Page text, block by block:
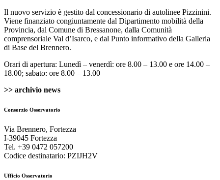
Il nuovo servizio è gestito dal concessionario di autolinee Pizzinini.
Viene finanziato congiuntamente dal Dipartimento mobilità della
Provincia, dal Comune di Bressanone, dalla Comunità
comprensoriale Val d’Isarco, e dal Punto informativo della Galleria
di Base del Brennero.
Orari di apertura: Lunedì – venerdì: ore 8.00 – 13.00 e ore 14.00 –
18.00; sabato: ore 8.00 – 13.00
>> archivio news
Consorzio Osservatorio
Via Brennero, Fortezza
I-39045 Fortezza
Tel. +39 0472 057200
Codice destinatario: PZIJH2V
Ufficio Osservatorio